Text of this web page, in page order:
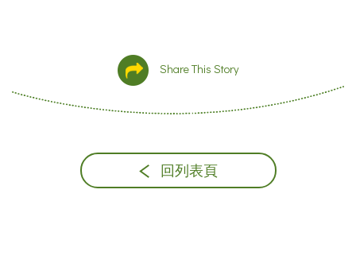
Share This Story
回列表頁